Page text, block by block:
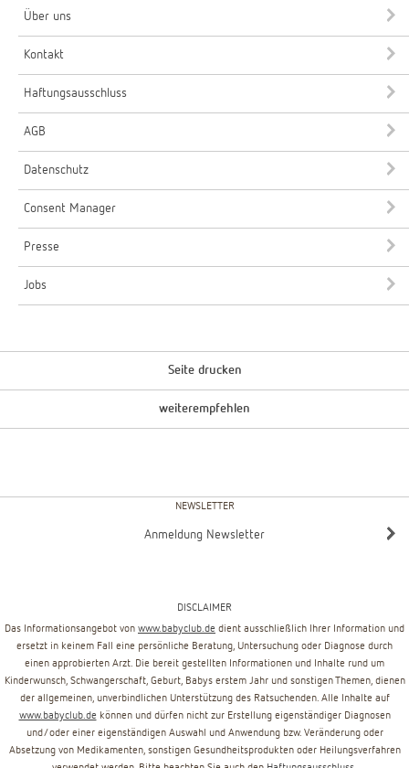
Über uns
Kontakt
Haftungsausschluss
AGB
Datenschutz
Consent Manager
Presse
Jobs
Seite drucken
weiterempfehlen
NEWSLETTER
Anmeldung Newsletter
DISCLAIMER
Das Informationsangebot von www.babyclub.de dient ausschließlich Ihrer Information und
ersetzt in keinem Fall eine persönliche Beratung, Untersuchung oder Diagnose durch
einen approbierten Arzt. Die bereit gestellten Informationen und Inhalte rund um
Kinderwunsch, Schwangerschaft, Geburt, Babys erstem Jahr und sonstigen Themen, dienen
der allgemeinen, unverbindlichen Unterstützung des Ratsuchenden. Alle Inhalte auf
www.babyclub.de können und dürfen nicht zur Erstellung eigenständiger Diagnosen
und/oder einer eigenständigen Auswahl und Anwendung bzw. Veränderung oder
Absetzung von Medikamenten, sonstigen Gesundheitsprodukten oder Heilungsverfahren